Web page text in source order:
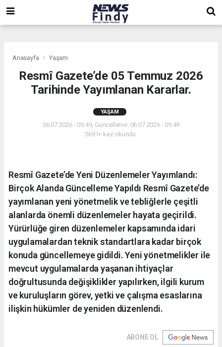
Anasayfa Yaşam
Resmî Gazete’de 05 Temmuz 2026
Tarihinde Yayımlanan Kararlar.
YAŞAM
06.07.2026 - 09:49, Güncelleme: 06.07.2026 - 09:49
5691+ kez okundu.
Resmî Gazete’de Yeni Düzenlemeler Yayımlandı:
Birçok Alanda Güncelleme Yapıldı Resmî Gazete’de
yayımlanan yeni yönetmelik ve tebliğlerle çeşitli
alanlarda önemli düzenlemeler hayata geçirildi.
Yürürlüğe giren düzenlemeler kapsamında idari
uygulamalardan teknik standartlara kadar birçok
konuda güncellemeye gidildi. Yeni yönetmelikler ile
mevcut uygulamalarda yaşanan ihtiyaçlar
doğrultusunda değişiklikler yapılırken, ilgili kurum
ve kuruluşların görev, yetki ve çalışma esaslarına
ilişkin hükümler de yeniden düzenlendi.
ABONE OL